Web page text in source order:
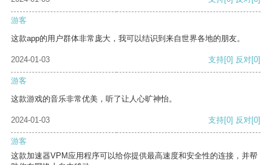
游客
这款app的用户群体非常庞大，我可以结识到来自世界各地的朋友。
2024-01-03 支持[0] 反对[0]
游客
这款游戏的音乐非常优美，听了让人心旷神怡。
2024-01-03 支持[0] 反对[0]
游客
这款加速器VPM应用程序可以给你提供最高速度和安全性的连接，并帮